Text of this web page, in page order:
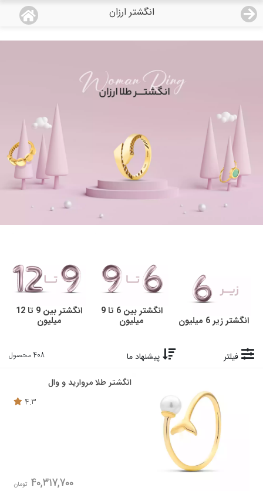
انگشتر ارزان
منو
دسته بندی محصولات
نمایندگی ها
مجله روبی
درباره ما
اعطای نمایندگی
انگشتر زیر 6 میلیون
انگشتر بین 6 تا 9
میلیون
انگشتر بین 9 تا 12
میلیون
فیلتر پیشنهاد ما 408 محصول
انگشتر طلا مروارید و وال
4.3
40,317,700 تومان